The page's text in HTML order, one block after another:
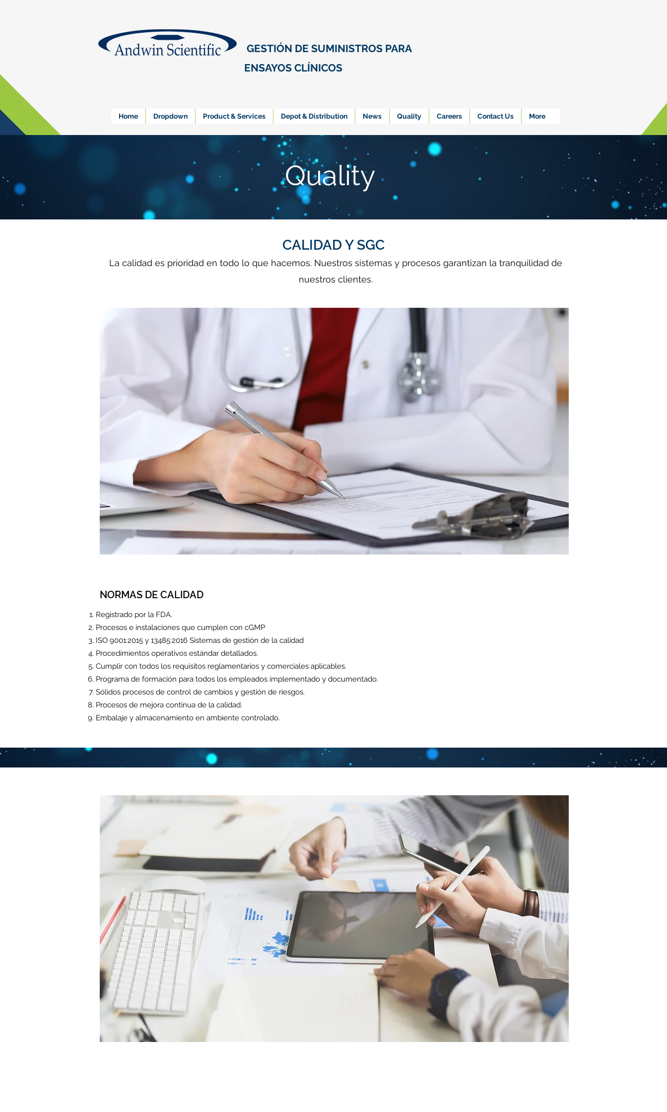
GESTIÓN DE SUMINISTROS PARA
ENSAYOS CLÍNICOS
Home Dropdown Product & Services Depot & Distribution News Quality Careers Contact Us More
Quality
CALIDAD Y SGC
La calidad es prioridad en todo lo que hacemos. Nuestros sistemas y procesos garantizan la tranquilidad de
nuestros clientes.
NORMAS DE CALIDAD
Registrado por la FDA.
Procesos e instalaciones que cumplen con cGMP
ISO 9001:2015 y 13485:2016 Sistemas de gestión de la calidad
Procedimientos operativos estándar detallados.
Cumplir con todos los requisitos reglamentarios y comerciales aplicables.
Programa de formación para todos los empleados implementado y documentado.
Sólidos procesos de control de cambios y gestión de riesgos.
Procesos de mejora continua de la calidad.
Embalaje y almacenamiento en ambiente controlado.